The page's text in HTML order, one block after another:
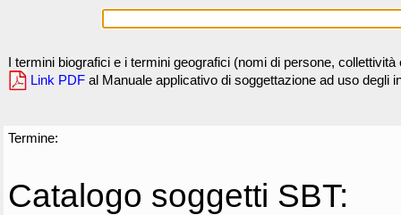
I termini biografici e i termini geografici (nomi di persone,
Link PDF al Manuale applicativo di soggettazione ad uso degli
Termine:
Catalogo soggetti SBT: